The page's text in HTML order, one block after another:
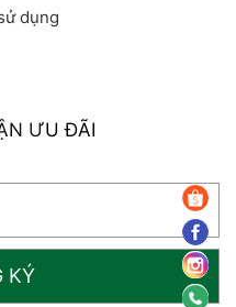
dụng
ƯU ĐÃI
KÝ